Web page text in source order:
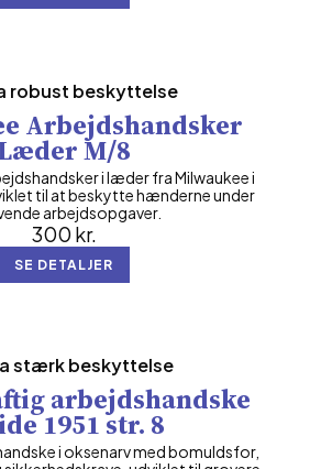
robust beskyttelse
Arbejdshandsker
M/8
i læder fra Milwaukee i
til at beskytte hænderne under
arbejdsopgaver.
300 kr.
SE DETALJER
stærk beskyttelse
arbejdshandske
1951 str. 8
i oksenarv med bomuldsfor,